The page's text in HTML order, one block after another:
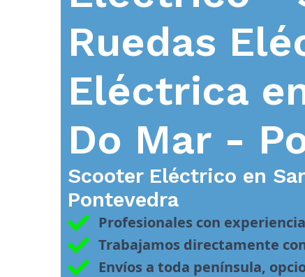
Ruedas
Eléctrica
Do Mar -
Scooter Eléctrico en
Pontevedra
Profesionales con
Trabajamos directamente
Envíos a toda península,